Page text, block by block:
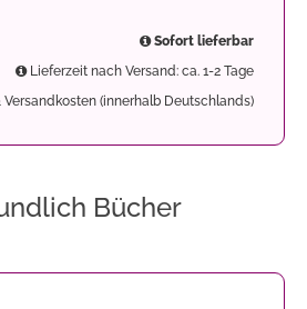
Sofort lieferbar
Lieferzeit nach Versand: ca. 1-2 Tage
Versandkosten (innerhalb Deutschlands)
Bücher